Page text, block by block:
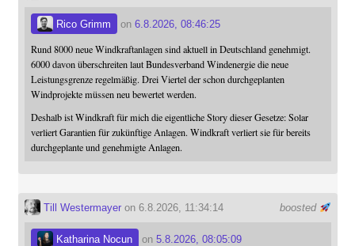
Rico Grimm on 6.8.2026, 08:46:25
Rund 8000 neue Windkraftanlagen sind aktuell in Deutschland genehmigt.
6000 davon überschreiten laut Bundesverband Windenergie die neue
Leistungsgrenze regelmäßig. Drei Viertel der schon durchgeplanten
Windprojekte müssen neu bewertet werden.
Deshalb ist Windkraft für mich die eigentliche Story dieser Gesetze: Solar
verliert Garantien für zukünftige Anlagen. Windkraft verliert sie für bereits
durchgeplante und genehmigte Anlagen.
boosted
Till Westermayeron 6.8.2026, 11:34:14
Katharina Nocun on 5.8.2026, 08:05:09